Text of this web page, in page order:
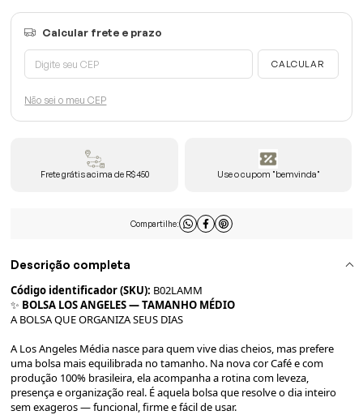
Não sei o meu CEP
Frete grátis acima de R$450 Use o cupom "bemvinda"
Compartilhe:
Descrição completa
Código identificador (SKU): B02LAMM
✨ BOLSA LOS ANGELES — TAMANHO MÉDIO
A BOLSA QUE ORGANIZA SEUS DIAS
A Los Angeles Média nasce para quem vive dias cheios, mas prefere
uma bolsa mais equilibrada no tamanho. Na nova cor Café e com
produção 100% brasileira, ela acompanha a rotina com leveza,
presença e organização real. É aquela bolsa que resolve o dia inteiro
sem exageros — funcional, firme e fácil de usar.